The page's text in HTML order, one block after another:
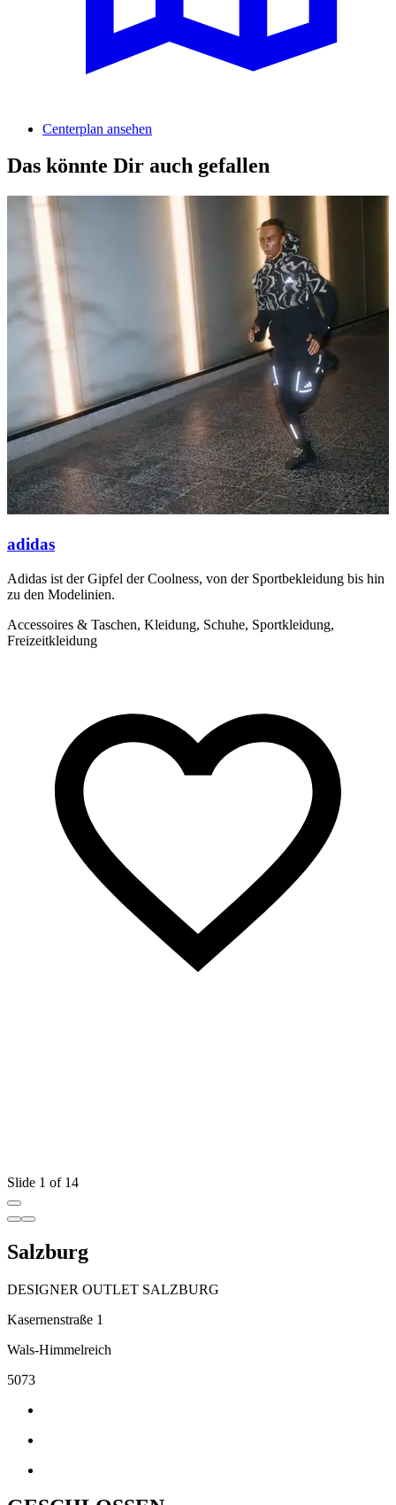
Centerplan ansehen
Das könnte Dir auch gefallen
adidas
Adidas ist der Gipfel der Coolness, von der Sportbekleidung bis hin
zu den Modelinien.
Accessoires & Taschen, Kleidung, Schuhe, Sportkleidung,
Freizeitkleidung
Slide 1 of 14
Salzburg
DESIGNER OUTLET SALZBURG
Kasernenstraße 1
Wals-Himmelreich
5073